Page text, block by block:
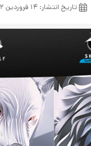
تاریخ انتشار: ۱۴ فروردین ۱۴۰۲